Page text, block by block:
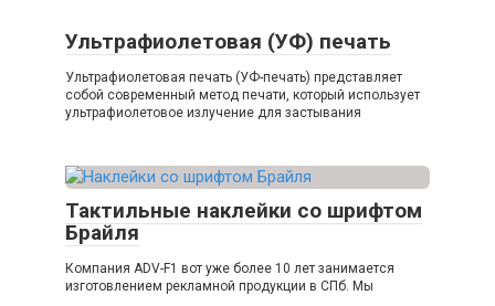
Ультрафиолетовая (УФ) печать
Ультрафиолетовая печать (УФ-печать) представляет
собой современный метод печати, который использует
ультрафиолетовое излучение для застывания
Тактильные наклейки со шрифтом
Брайля
Компания ADV-F1 вот уже более 10 лет занимается
изготовлением рекламной продукции в СПб. Мы